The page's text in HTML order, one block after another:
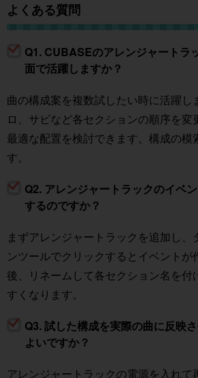
よくある質問
Q1. CUBASEのアレンジャートラ
面で活躍しますか？
曲の構成案を複数試したい時に活躍し
ロ、サビなど各セクションの順序を変
最適な配置を検討できます。構成の模
す。
Q2. アレンジャートラックのイベ
するのですか？
まずアレンジャートラックを追加し、
ンツールでクリックするとイベントが
後、リネームして各セクション名を付
すくなります。
Q3. 試した構成を実際の曲に反映
よいですか？
アレンジャートラックの電源を入れて